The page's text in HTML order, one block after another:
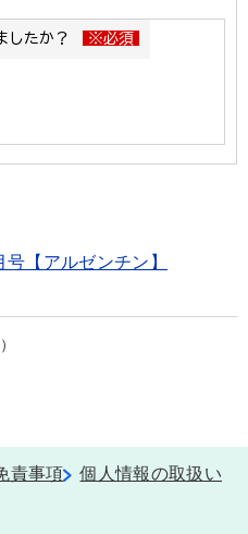
【アルゼンチン】
責事項
個人情報の取扱い